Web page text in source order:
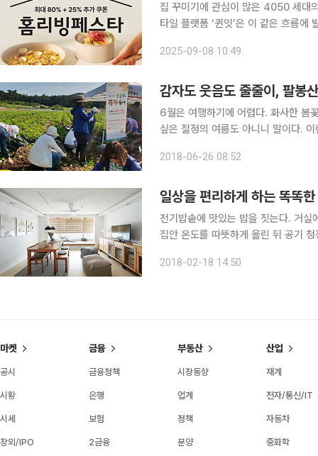
집 꾸미기에 관심이 많은 4050 세대
타일 플랫폼 ‘퀸잇’은 이 같은 흐름에
전년 동기 대비 16배 증가했다고 8일
2025-09-08 10:49
감자도 웃음도 줄줄이, 팔봉
6월은 여행하기에 어렵다. 화사한 봄
싶은 절정의 여름도 아니니 말이다.
‘감자 축제가 뭐야?’ 할 사람도 있겠
2018-06-26 08:52
일상을 편리하게 하는 똑똑
전기밥솥에 맛있는 밥을 짓는다. 거
집안 온도를 따뜻하게 올린 뒤 공기
일상을 유익하게 해줄 스마트기기와
2018-02-18 14:50
마켓
공시
시황
시세
장외/IPO
금융
금융정책
은행
보험
2금융
부동산
시장동향
업계
정책
분양
산업
재계
전자/통신/IT
자동차
중화학